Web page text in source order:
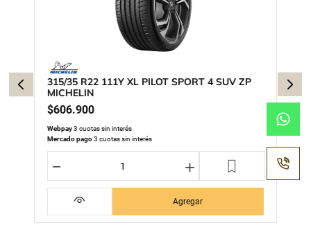
315/35 R22 111Y XL PILOT SPORT 4 SUV ZP
MICHELIN
$606.900
Webpay3 cuotas sin interés
Mercado pago3 cuotas sin interés
＋
－
Agregar